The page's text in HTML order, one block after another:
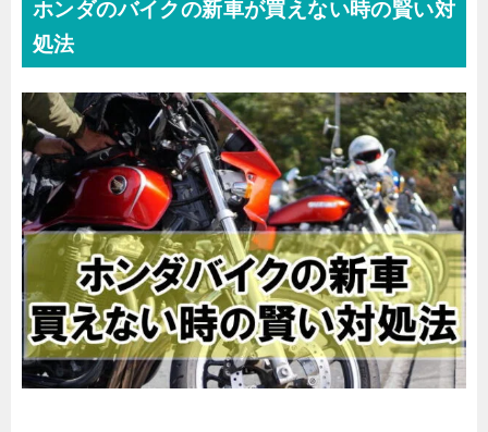
ホンダのバイクの新車が買えない時の賢い対
処法